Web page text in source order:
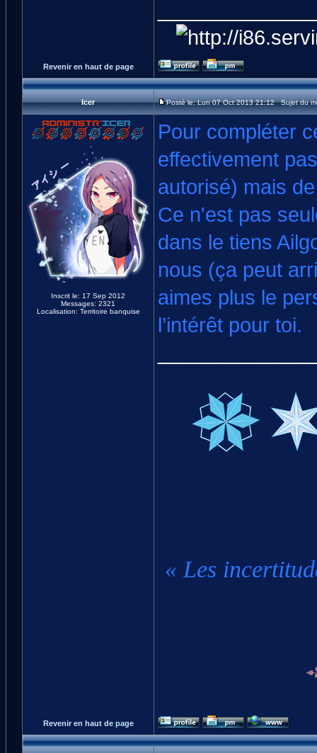
Revenir en haut de page
Icer Posté le: Lun 07 Oct 2013 21:12 Sujet du
Inscrit le: 17 Sep 2012
Messages: 2321
Localisation: Territoire banquise
Pour compléter
effectivement
autorisé) mais
Ce n'est pas
dans le tiens
nous (ça peut
aimes plus le
l’intérêt pour toi.
« Les
Revenir en haut de page